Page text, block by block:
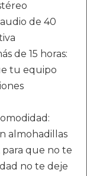
de 40
de 15 horas:
tu equipo
almohadillas
para que no te
no te deje